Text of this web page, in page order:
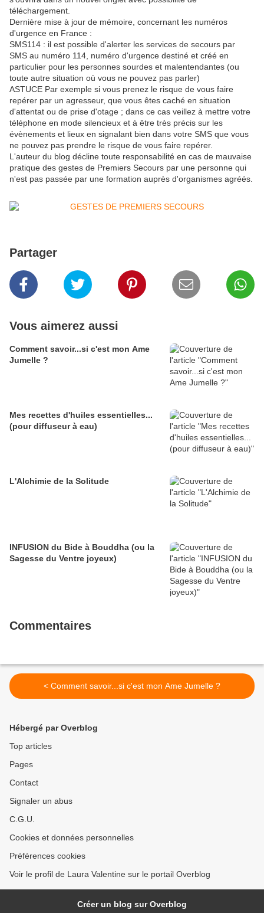
téléchargement.
Dernière mise à jour de mémoire, concernant les numéros
d'urgence en France :
SMS114 : il est possible d'alerter les services de secours par
SMS au numéro 114, numéro d'urgence destiné et créé en
particulier pour les personnes sourdes et malentendantes (ou
toute autre situation où vous ne pouvez pas parler)
ASTUCE Par exemple si vous prenez le risque de vous faire
repérer par un agresseur, que vous êtes caché en situation
d'attentat ou de prise d'otage ; dans ce cas veillez à mettre votre
téléphone en mode silencieux et à être très précis sur les
évènements et lieux en signalant bien dans votre SMS que vous
ne pouvez pas prendre le risque de vous faire repérer.
L'auteur du blog décline toute responsabilité en cas de mauvaise
pratique des gestes de Premiers Secours par une personne qui
n'est pas passée par une formation auprès d'organismes agréés.
Partager
Vous aimerez aussi
Comment savoir...si c'est mon Ame
Jumelle ?
Mes recettes d'huiles essentielles...
(pour diffuseur à eau)
L'Alchimie de la Solitude
INFUSION du Bide à Bouddha (ou la
Sagesse du Ventre joyeux)
Commentaires
< Comment savoir...si c'est mon Ame Jumelle ?
Hébergé par Overblog
Top articles
Pages
Contact
Signaler un abus
C.G.U.
Cookies et données personnelles
Préférences cookies
Voir le profil de Laura Valentine sur le portail Overblog
Créer un blog sur Overblog